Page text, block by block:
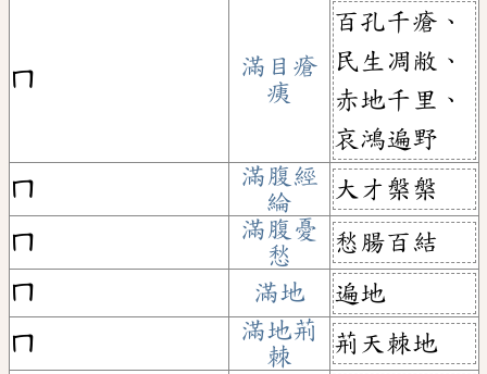
ㄇ
滿目瘡
痍
百孔千瘡、
民生凋敝、
赤地千里、
哀鴻遍野
ㄇ
滿腹經
綸
大才槃槃
ㄇ
滿腹憂
愁
愁腸百結
ㄇ
滿地
遍地
ㄇ
滿地荊
棘
荊天棘地